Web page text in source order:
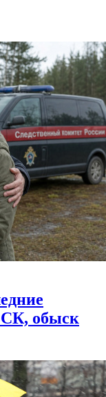
СК, обыск